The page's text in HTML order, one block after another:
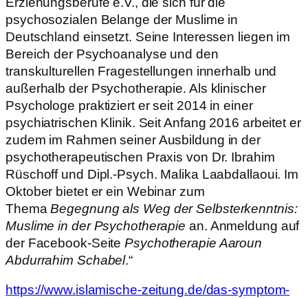
psychosozialen Belange der Muslime in
Deutschland einsetzt. Seine Interessen liegen im
Bereich der Psychoanalyse und den
transkulturellen Fragestellungen innerhalb und
außerhalb der Psychotherapie. Als klinischer
Psychologe praktiziert er seit 2014 in einer
psychiatrischen Klinik. Seit Anfang 2016 arbeitet er
zudem im Rahmen seiner Ausbildung in der
psychotherapeutischen Praxis von Dr. Ibrahim
Rüschoff und Dipl.-Psych. Malika Laabdallaoui. Im
Oktober bietet er ein Webinar zum
ThemaBegegnung als Weg der Selbsterkenntnis:
Muslime in der Psychotherapie an. Anmeldung auf
der Facebook-SeitePsychotherapie Aaroun
Abdurrahim Schabel.“
https://www.islamische-zeitung.de/das-symptom-